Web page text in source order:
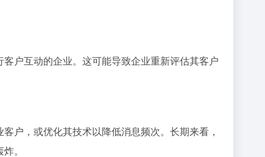
户互动的企业。这可能导致企业重新评估其客户
户，或优化其技术以降低消息频次。长期来看，
。